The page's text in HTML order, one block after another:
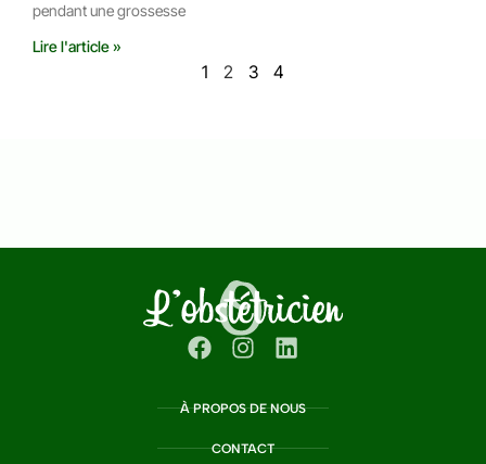
pendant une grossesse
Lire l'article »
1 2 3 4
À PROPOS DE NOUS
CONTACT